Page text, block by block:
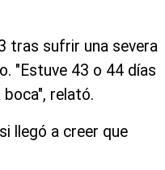
tras sufrir una severa
"Estuve 43 o 44 días
relató.
llegó a creer que